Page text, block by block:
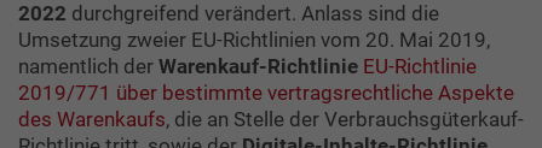
2022 durchgreifend verändert. Anlass sind die
Umsetzung zweier EU-Richtlinien vom 20. Mai 2019,
namentlich der Warenkauf-Richtlinie EU-Richtlinie
2019/771 über bestimmte vertragsrechtliche Aspekte
des Warenkaufs, die an Stelle der Verbrauchsgüterkauf-